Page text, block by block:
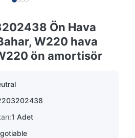
Ön Hava
W220 hava
ön amortisör
1 Adet